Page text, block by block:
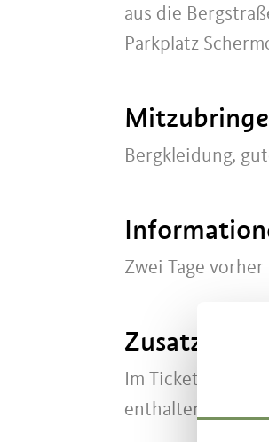
aus die
Parkplatz
Bergkleidung,
Zwei Tage vorher
Zusatzinfo
Im Ticket ist der
enthalten.